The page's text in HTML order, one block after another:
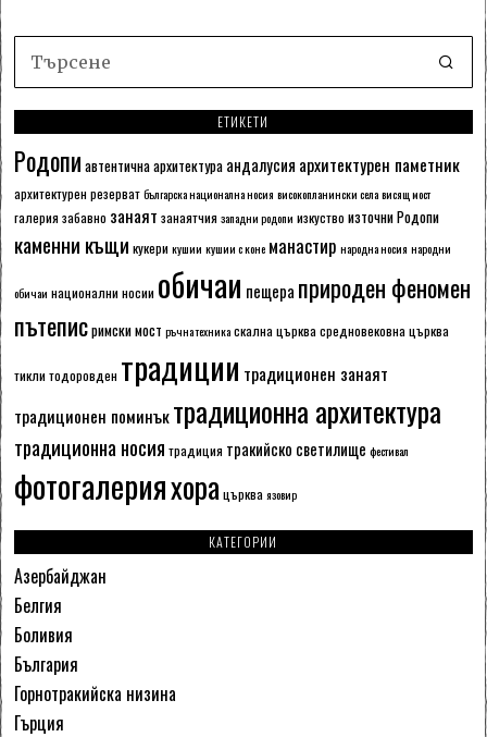
ЕТИКЕТИ
Родопи автентична архитектура андалусия архитектурен паметник
архитектурен резерват българска национална носия високопланински села висящ мост
галерия забавно занаят занаятчия западни родопи изкуство източни Родопи
каменни къщи кукери кушии кушии с коне манастир народна носия народни
обичаи национални носии обичаи пещера природен феномен
пътеписримски мост ръчна техника скална църква средновековна църква
тикли тодоровден традиции традиционен занаят
традиционен поминъктрадиционна архитектура
традиционна носия традиция тракийско светилище фестивал
фотогалерияхора църква язовир
КАТЕГОРИИ
Азербайджан
Белгия
Боливия
България
Горнотракийска низина
Гърция